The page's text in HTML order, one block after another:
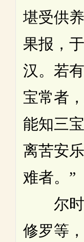
堪受供
果报，
汉。若
宝常者
能知三
离苦安
难者。”
尔时
修罗等